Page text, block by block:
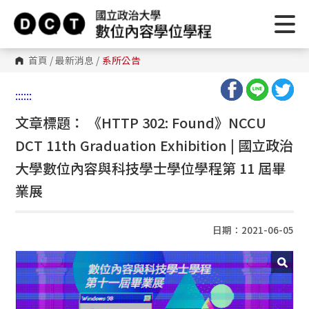
首頁 /最新消息 / 系所公告
::::::
文章標題： 《HTTP 302: Found》NCCU
DCT 11th Graduation Exhibition | 國立政治
大學數位內容與科技學士學位學程第 11 屆畢
業展
日期：2021-06-05